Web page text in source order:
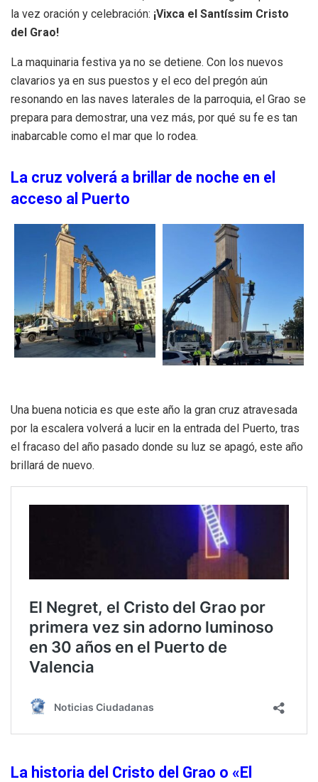
la vez oración y celebración: ¡Vixca el Santíssim Cristo
del Grao!
La maquinaria festiva ya no se detiene. Con los nuevos
clavarios ya en sus puestos y el eco del pregón aún
resonando en las naves laterales de la parroquia, el Grao se
prepara para demostrar, una vez más, por qué su fe es tan
inabarcable como el mar que lo rodea.
La cruz volverá a brillar de noche en el
acceso al Puerto
Una buena noticia es que este año la gran cruz atravesada
por la escalera volverá a lucir en la entrada del Puerto, tras
el fracaso del año pasado donde su luz se apagó, este año
brillará de nuevo.
La historia del Cristo del Grao o «El